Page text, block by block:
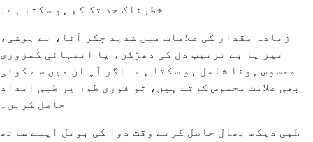
خطرناک حد تک کم ہو سکتا ہے۔
زیادہ مقدار کی علامات میں شدید چکر آنا، بے ہوشی،
تیز یا بے ترتیب دل کی دھڑکن، یا انتہائی کمزوری
محسوس ہونا شامل ہو سکتا ہے۔ اگر آپ ان میں سے کوئی
بھی علامت محسوس کرتے ہیں، تو فوری طور پر طبی امداد
حاصل کریں۔
طبی دیکھ بھال حاصل کرتے وقت دوا کی بوتل اپنے ساتھ